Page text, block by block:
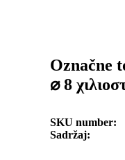
Označne
⌀ 8
SKU number
Sadržaj